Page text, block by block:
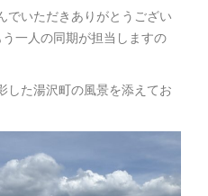
でいただきありがとうござい
一人の同期が担当しますの
した湯沢町の風景を添えてお